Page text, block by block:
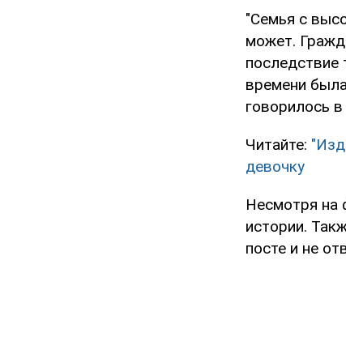
"Семья с
может.
последствие
времени
говорилось
Читайте:
девочку
Несмотря на
истории.
посте и не